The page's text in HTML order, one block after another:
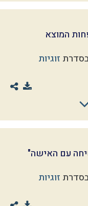
המוצא
זוגיות
עם האישה"
זוגיות